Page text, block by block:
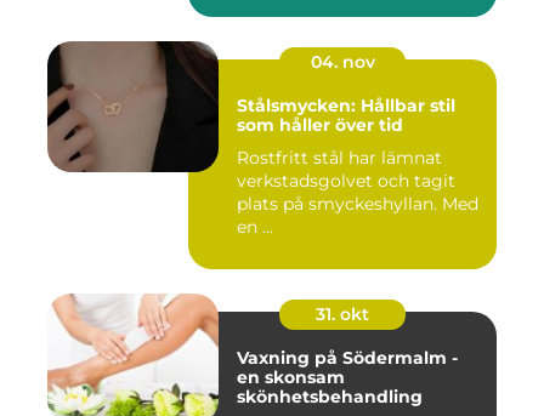
04. nov
Stålsmycken: Hållbar stil
som håller över tid
Rostfritt stål har lämnat
verkstadsgolvet och tagit
plats på smyckeshyllan. Med
en ...
31. okt
Vaxning på Södermalm -
en skonsam
skönhetsbehandling